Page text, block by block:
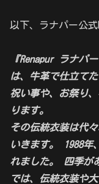
以下、ラナパー公式
『Renapur ラナパ
は、牛革で仕立て
祝い事や、お祭り
ります。
その伝統衣装は代
いきます。 1988年
れました。 四季が
では、伝統衣装や